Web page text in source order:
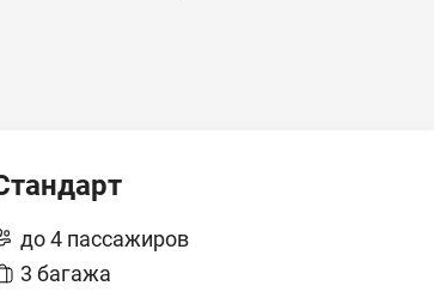
до 4 пассажиров
3 багажа